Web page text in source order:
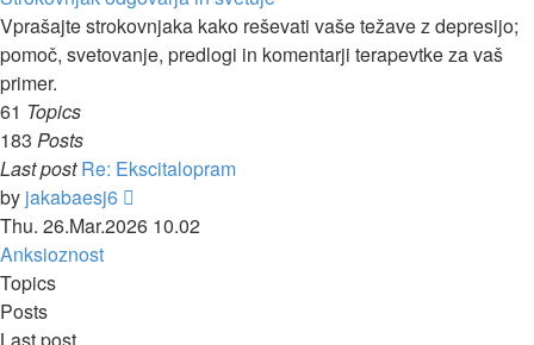
post
Vprašajte strokovnjaka kako reševati vaše težave z depresijo;
pomoč, svetovanje, predlogi in komentarji terapevtke za vaš
primer.
61 Topics
183 Posts
Last post Re: Ekscitalopram
by jakabaesj6
the
Thu. 26.Mar.2026 10.02
Anksioznost
Topics
Posts